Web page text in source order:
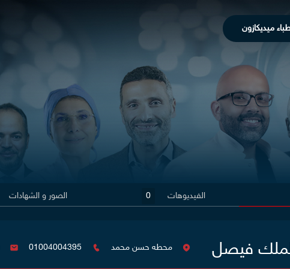
ميديكازون
الفيديوهات 0 الصور و الشهادات
فيصل محطه حسن محمد 01004004395